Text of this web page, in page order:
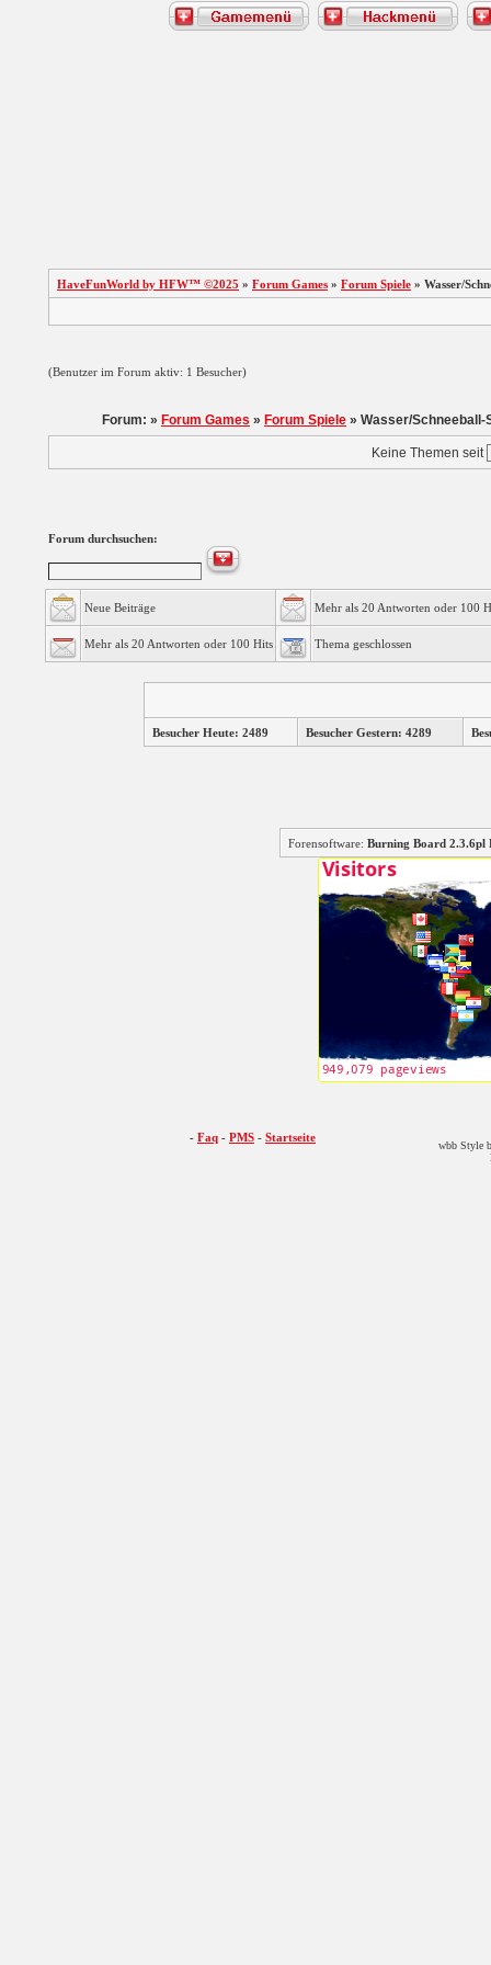
HaveFunWorld by HFW™ ©2025 » Forum Games » Forum Spiele » Wasser/
(Benutzer im Forum aktiv: 1 Besucher)
Forum: » Forum Games » Forum Spiele » Wasser/Schneeball-
Keine Themen seit
Forum durchsuchen:
Neue Beiträge Mehr als 20 Antworten oder 100
Mehr als 20 Antworten oder 100 Hits Thema geschlossen
Besucher Heute: 2489 Besucher Gestern: 4289
Forensoftware: Burning Board
- Faq - PMS - Startseite
wbb Style